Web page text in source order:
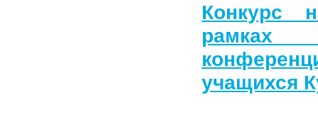
Конкурс
рамках
учащихся